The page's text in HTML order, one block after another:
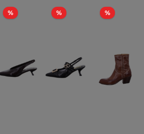
%Rabatt %Rabatt %Rabatt